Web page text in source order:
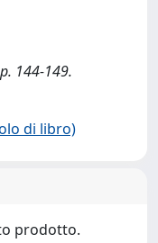
144-149.
di libro)
prodotto.